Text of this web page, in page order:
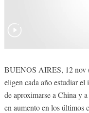
BUENOS AIRES, 12 nov
eligen cada año estudiar
de aproximarse a China y
en aumento en los últimos